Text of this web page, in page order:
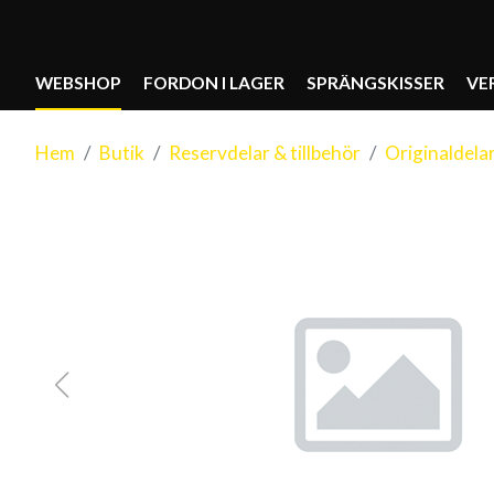
WEBSHOP FORDON I LAGER SPRÄNGSKISSER
Hem Butik Reservdelar & tillbehör